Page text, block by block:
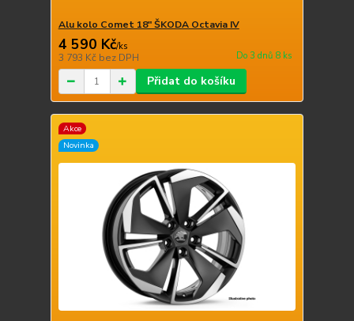
Alu kolo Comet 18" ŠKODA Octavia IV
4 590 Kč/ks
3 793 Kč bez DPH Do 3 dnů 8 ks
Přidat do košíku
Akce
Novinka